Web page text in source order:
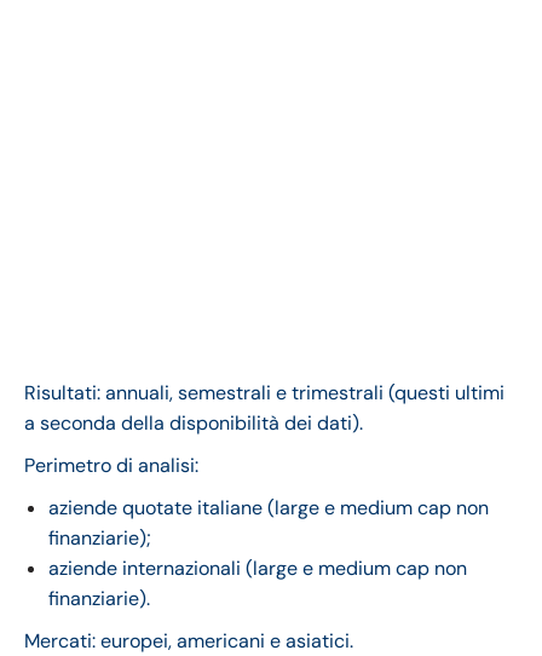
Risultati: annuali, semestrali e trimestrali (questi ultimi
a seconda della disponibilità dei dati).
Perimetro di analisi:
aziende quotate italiane (large e medium cap non
finanziarie);
aziende internazionali (large e medium cap non
finanziarie).
Mercati: europei, americani e asiatici.